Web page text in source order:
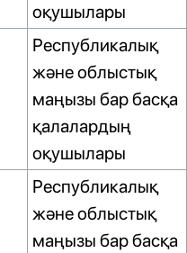
оқушылары
Республикалық
және облыстық
маңызы бар басқа
қалалардың
оқушылары
Республикалық
және облыстық
маңызы бар басқа